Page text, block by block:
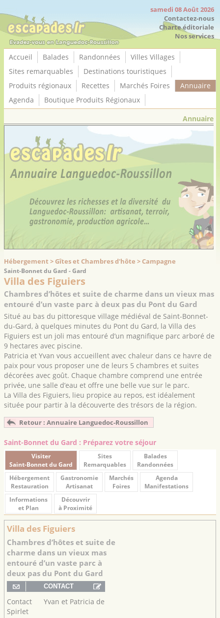
samedi 08 Août 2026
Contactez-nous
Charte éditoriale
Nos services
Accueil Balades Randonnées
Villes Villages
Sites remarquables
Destinations touristiques
Produits régionaux
Recettes Marchés Foires
Annuaire
Agenda
Boutique Produits Régionaux
Annuaire
Hébergement > Gîtes et Chambres d'hôte > Campagne
Saint-Bonnet du Gard - Gard
Villa des Figuiers
Chambres d’hôtes et suite de charme dans un vieux mas
entouré d’un vaste parc à deux pas du Pont du Gard
Situé au bas du pittoresque village médiéval de Saint-Bonnet-
du-Gard, à quelques minutes du Pont du Gard, la Villa des
Figuiers est un joli mas entouré d’un magnifique parc arboré de
9 hectares avec piscine.
Patricia et Yvan vous accueillent avec chaleur dans ce havre de
paix pour vous proposer une de leurs 5 chambres et suites
décorées avec goût. Chaque chambre comprend une entrée
privée, une salle d’eau et offre une belle vue sur le parc.
La Villa des Figuiers, lieu propice au repos, est idéalement
située pour partir à la découverte des trésors de la région.
Retour : Annuaire Languedoc-Roussillon
Saint-Bonnet du Gard : Préparez votre séjour
Visiter
Saint-Bonnet du Gard
Sites
Remarquables
Balades
Randonnées
Hébergement
Restauration
Gastronomie
Artisanat
Marchés
Foires
Agenda
Manifestations
Informations
et Plan
Découvrir
à Proximité
Villa des Figuiers
Chambres d’hôtes et suite de
charme dans un vieux mas
entouré d’un vaste parc à
deux pas du Pont du Gard
Contact
Yvan et Patricia de
Spirlet